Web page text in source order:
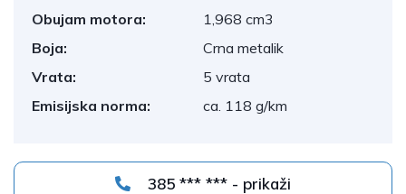
Obujam motora:
1,968 cm3
Boja:
Crna metalik
Vrata:
5 vrata
Emisijska norma:
ca. 118 g/km
385 *** *** - prikaži